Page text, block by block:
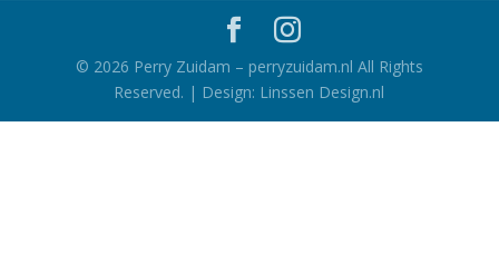
© 2026 Perry Zuidam – perryzuidam.nl All Rights
Reserved. | Design: Linssen Design.nl